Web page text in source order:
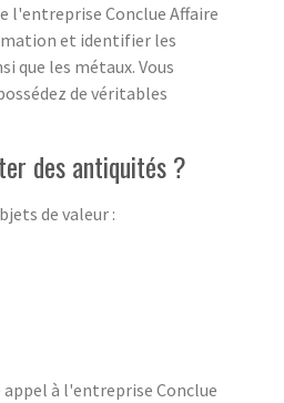
l'entreprise Conclue Affaire
et identifier les
que les métaux. Vous
de véritables
des antiquités ?
de valeur :
appel à l'entreprise Conclue